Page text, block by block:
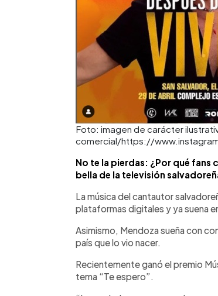
Foto: imagen de carácter
comercial/https://
No te la pierdas: ¿Por qué fans
bella de la televisión
La música del cantautor
plataformas digitales y ya suena
Asimismo, Mendoza sueña con
país que lo vio nacer.
Recientemente ganó el premio
tema “Te espero”.